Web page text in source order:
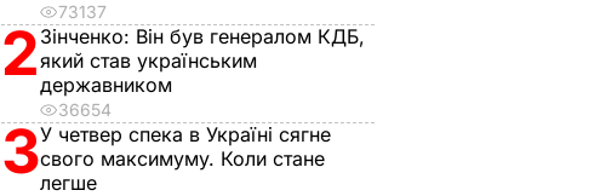
73137
2 Зінченко: Він був генералом КДБ,
який став українським
державником
36654
3У четвер спека в Україні сягне
свого максимуму. Коли стане
легше